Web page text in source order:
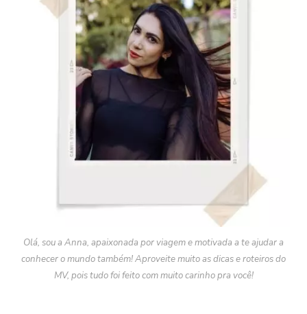
Olá, sou a Anna, apaixonada por viagem e motivada a te ajudar a
conhecer o mundo também! Aproveite muito as dicas e roteiros do
MV, pois tudo foi feito com muito carinho pra você!